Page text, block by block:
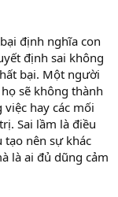
định nghĩa con
định sai không
bại. Một người
sẽ không thành
hay các mối
Sai lầm là điều
nên sự khác
là ai đủ dũng cảm